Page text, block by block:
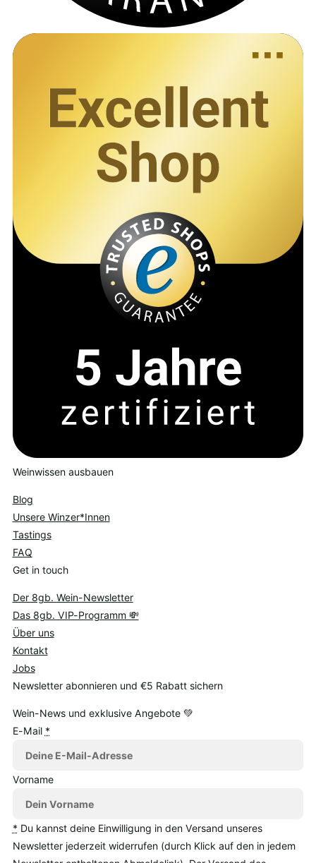
Weinwissen ausbauen
Blog
Unsere Winzer*Innen
Tastings
FAQ
Get in touch
Der 8gb. Wein-Newsletter
Das 8gb. VIP-Programm 💸
Über uns
Kontakt
Jobs
Newsletter abonnieren und €5 Rabatt sichern
Wein-News und exklusive Angebote 💚
E-Mail *
Vorname
* Du kannst deine Einwilligung in den Versand unseres
Newsletter jederzeit widerrufen (durch Klick auf den in jedem